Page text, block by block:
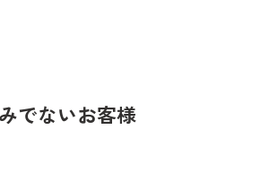
でないお客様